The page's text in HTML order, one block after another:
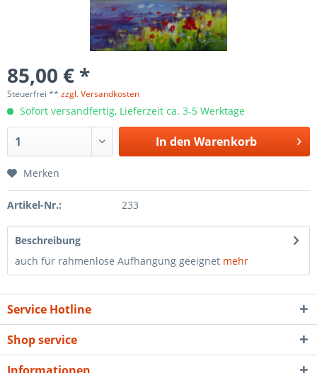
85,00 € *
Steuerfrei ** zzgl. Versandkosten
Sofort versandfertig, Lieferzeit ca. 3-5 Werktage
In den Warenkorb
Merken
Artikel-Nr.: 233
Beschreibung
auch für rahmenlose Aufhängung geeignet mehr
Service Hotline
Shop service